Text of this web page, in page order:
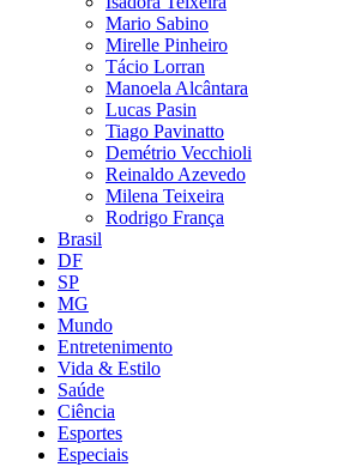
Mario Sabino
Mirelle Pinheiro
Tácio Lorran
Manoela Alcântara
Lucas Pasin
Tiago Pavinatto
Demétrio Vecchioli
Reinaldo Azevedo
Milena Teixeira
Rodrigo França
Brasil
DF
SP
MG
Mundo
Entretenimento
Vida & Estilo
Saúde
Ciência
Esportes
Especiais